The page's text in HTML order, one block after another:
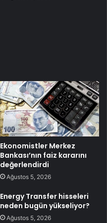
Ekonomistler Merkez
Bankası’nın faiz kararını
değerlendirdi
Ağustos 5, 2026
Energy Transfer hisseleri
neden bugün yükseliyor?
Ağustos 5, 2026